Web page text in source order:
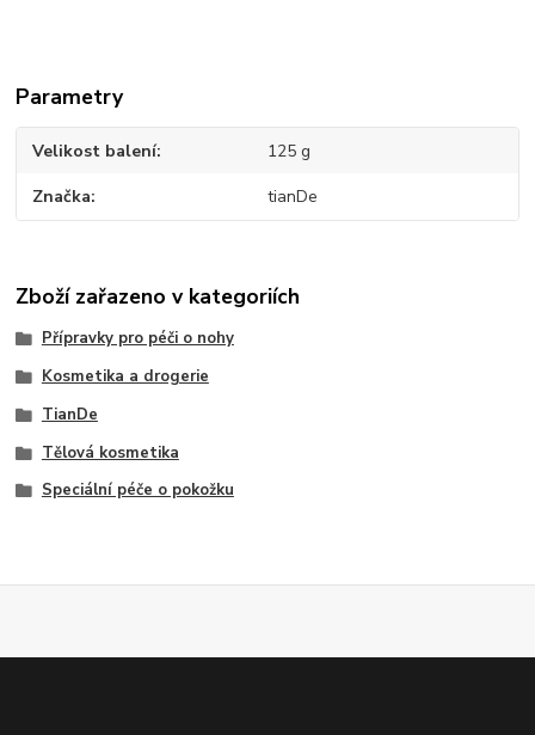
Parametry
Velikost balení 125 g
Značka tianDe
Zboží zařazeno v kategoriích
Přípravky pro péči o nohy
Kosmetika a drogerie
TianDe
Tělová kosmetika
Speciální péče o pokožku